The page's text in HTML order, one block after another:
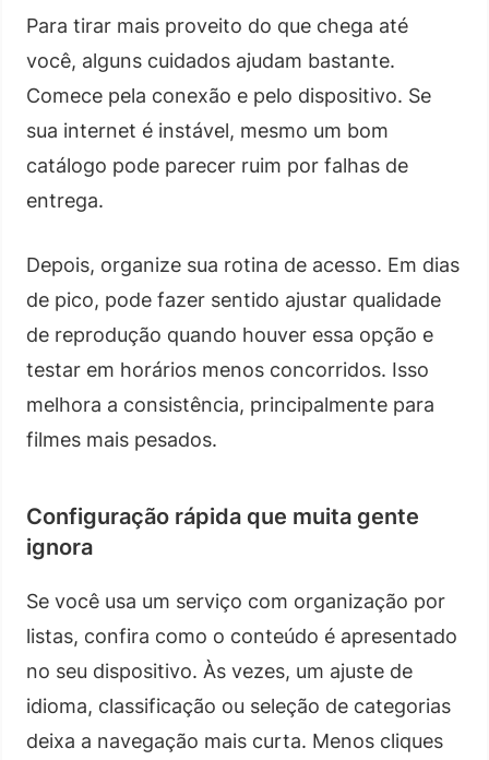
Para tirar mais proveito do que chega até
você, alguns cuidados ajudam bastante.
Comece pela conexão e pelo dispositivo. Se
sua internet é instável, mesmo um bom
catálogo pode parecer ruim por falhas de
entrega.
Depois, organize sua rotina de acesso. Em dias
de pico, pode fazer sentido ajustar qualidade
de reprodução quando houver essa opção e
testar em horários menos concorridos. Isso
melhora a consistência, principalmente para
filmes mais pesados.
Configuração rápida que muita gente
ignora
Se você usa um serviço com organização por
listas, confira como o conteúdo é apresentado
no seu dispositivo. Às vezes, um ajuste de
idioma, classificação ou seleção de categorias
deixa a navegação mais curta. Menos cliques